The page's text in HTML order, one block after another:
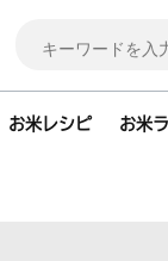
お米レシピ お米